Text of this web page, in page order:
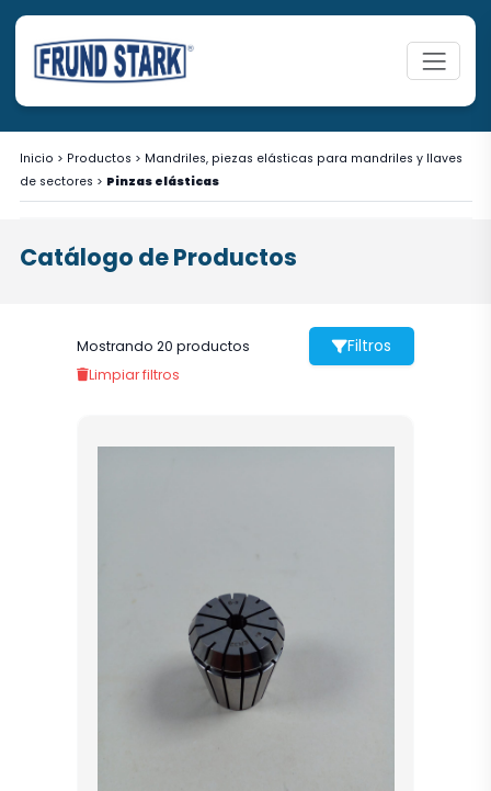
Inicio > Productos > Mandriles, piezas elásticas para mandriles y llaves
de sectores > Pinzas elásticas
Catálogo de Productos
Mostrando 20 productos Filtros
Limpiar filtros